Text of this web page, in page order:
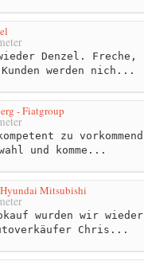
Denzel. Freche,
werden nich...
- Fiatgroup
zu vorkommend
und komme...
Mitsubishi
wurden wir wieder
Chris...